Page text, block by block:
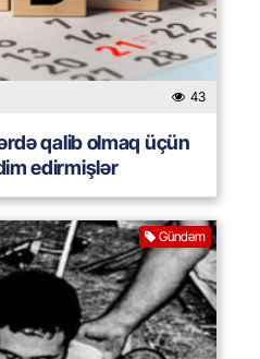
43
qalib olmaq üçün
edirmişlər
Gündəm